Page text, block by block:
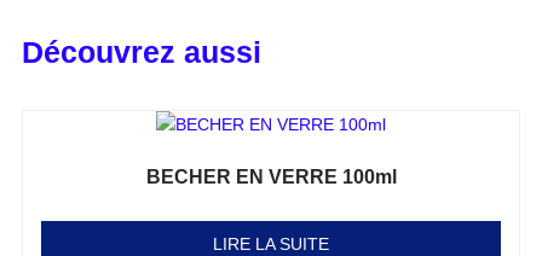
Découvrez aussi
BECHER EN VERRE 100ml
LIRE LA SUITE